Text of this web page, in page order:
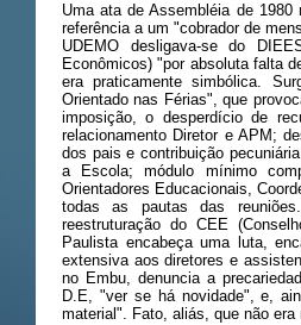
Uma ata de Assembléia de
referência a um "cobrador de
UDEMO desligava-se do
Econômicos) "por absoluta falta
era praticamente simbólica.
Orientado nas Férias", que
imposição, o desperdício de
relacionamento Diretor e APM;
dos pais e contribuição
a Escola; módulo mínimo
Orientadores Educacionais,
todas as pautas das
reestruturação do CEE
Paulista encabeça uma luta,
extensiva aos diretores e
no Embu, denuncia a
D.E, "ver se há novidade", e,
material". Fato, aliás, que não